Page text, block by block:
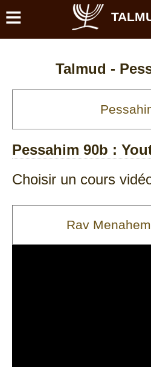
≡
Talmud -
Pessahim 90b :
Choisir un cours